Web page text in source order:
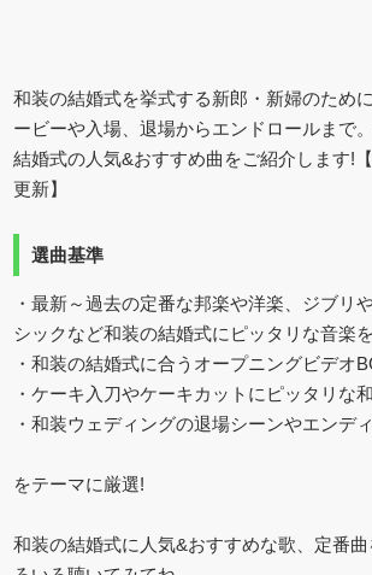
和装の結婚式を挙式する新郎・新婦のため
ービーや入場、退場からエンドロールまで
結婚式の人気&おすすめ曲をご紹介します!
更新】
選曲基準
・最新～過去の定番な邦楽や洋楽、ジブリ
シックなど和装の結婚式にピッタリな音楽
・和装の結婚式に合うオープニングビデオ
・ケーキ入刀やケーキカットにピッタリな
・和装ウェディングの退場シーンやエンデ
をテーマに厳選!
和装の結婚式に人気&おすすめな歌、定番